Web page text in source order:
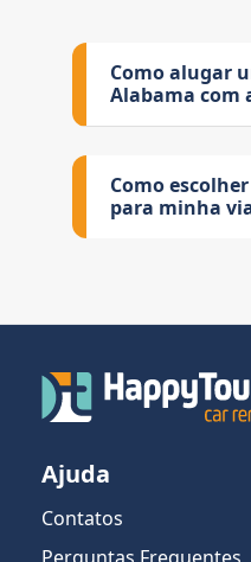
Como alugar
Alabama com
Como
para minha
Ajuda
Contatos